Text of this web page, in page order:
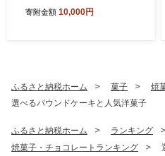
寄附金額 10,000円
ふるさと納税ホーム 菓子
焼
選べるパウンドケーキと人気洋菓子
ふるさと納税ホーム ランキング
焼菓子・チョコレートランキング